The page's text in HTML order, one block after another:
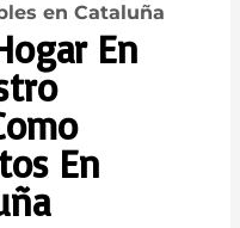
en Cataluña
En
En